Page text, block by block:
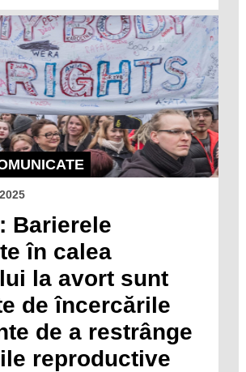
Barierele
în calea
la avort sunt
de încercările
de a restrânge
reproductive